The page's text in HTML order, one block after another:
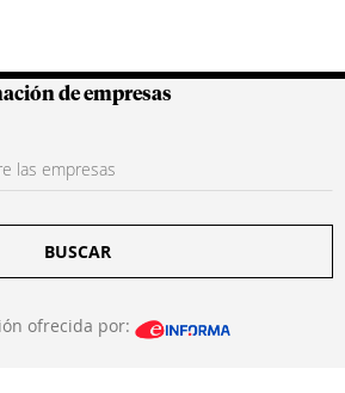
Colombianas
de empresas
BUSCAR
ofrecida por: